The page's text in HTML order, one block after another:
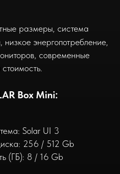
размеры, система
энергопотребление,
современные
Box Mini:
Solar UI 3
256 / 512 Gb
(ГБ): 8 / 16 Gb